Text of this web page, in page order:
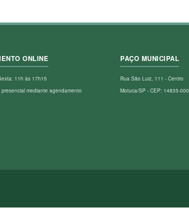
ONLINE
11h às 17h15
mediante agendamento
PAÇO MUNICIPAL
Rua São Luiz, 111 - Centro
Motuca/SP - CEP: 14835-000